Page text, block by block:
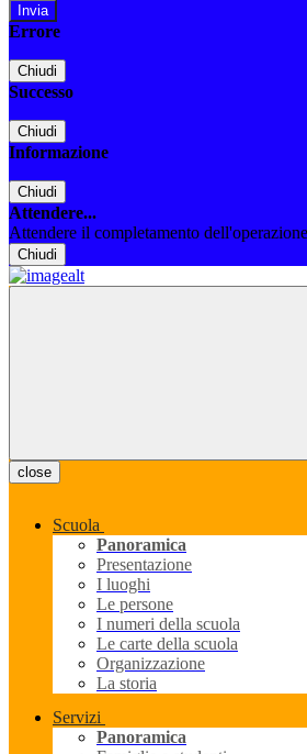
Errore
Chiudi
Successo
Chiudi
Informazione
Chiudi
Attendere...
Attendere il completamento
Chiudi
close
Scuola
Panoramica
Presentazione
I luoghi
Le persone
I numeri della scuola
Le carte della scuola
Organizzazione
La storia
Servizi
Panoramica